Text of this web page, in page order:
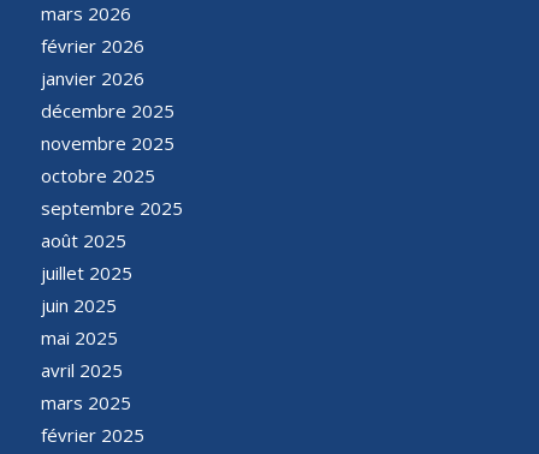
mars 2026
février 2026
janvier 2026
décembre 2025
novembre 2025
octobre 2025
septembre 2025
août 2025
juillet 2025
juin 2025
mai 2025
avril 2025
mars 2025
février 2025